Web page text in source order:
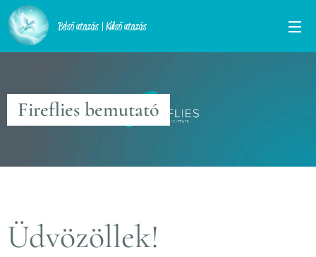
Belső utazás | Külső utazás
Fireflies bemutató
Üdvözöllek!